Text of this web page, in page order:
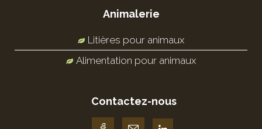
Animalerie
Litières pour animaux
Alimentation pour animaux
Contactez-nous